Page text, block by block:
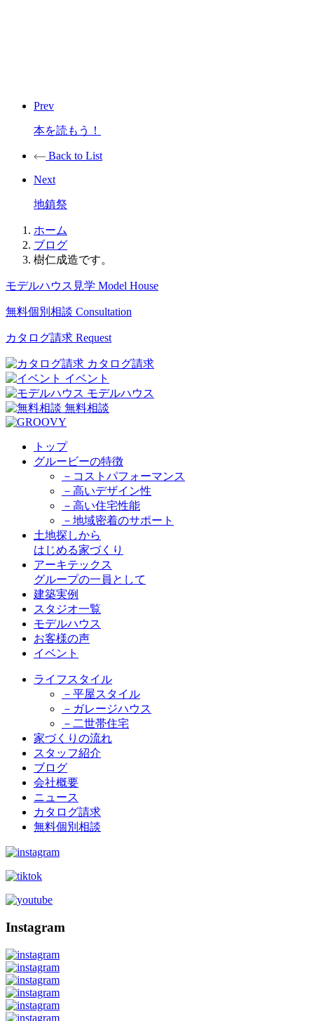
Prev
本を読もう！
Back to List
Next
地鎮祭
ホーム
ブログ
樹仁成造です。
モデルハウス見学 Model House
無料個別相談 Consultation
カタログ請求 Request
カタログ請求
イベント
モデルハウス
無料相談
トップ
グルービーの特徴
－コストパフォーマンス
－高いデザイン性
－高い住宅性能
－地域密着のサポート
土地探しから
はじめる家づくり
アーキテックス
グループの一員として
建築実例
スタジオ一覧
モデルハウス
お客様の声
イベント
ライフスタイル
－平屋スタイル
－ガレージハウス
－二世帯住宅
家づくりの流れ
スタッフ紹介
ブログ
会社概要
ニュース
カタログ請求
無料個別相談
Instagram